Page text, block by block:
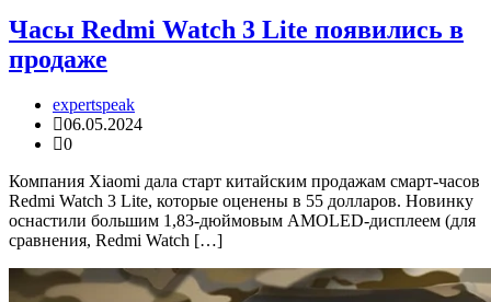
Часы Redmi Watch 3 Lite появились в
продаже
expertspeak
06.05.2024
0
Компания Xiaomi дала старт китайским продажам смарт-часов
Redmi Watch 3 Lite, которые оценены в 55 долларов. Новинку
оснастили большим 1,83-дюймовым AMOLED-дисплеем (для
сравнения, Redmi Watch […]